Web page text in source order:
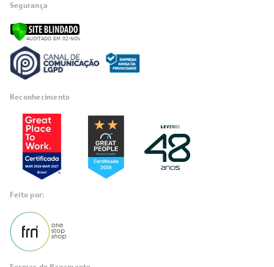
Segurança
Reconhecimento
Feito por: